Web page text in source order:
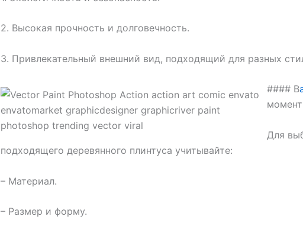
2. Высокая прочность и долговечность.
3. Привлекательный внешний вид, подходящий для разных
#### В
Для
подходящего деревянного плинтуса учитывайте:
– Материал.
– Размер и форму.